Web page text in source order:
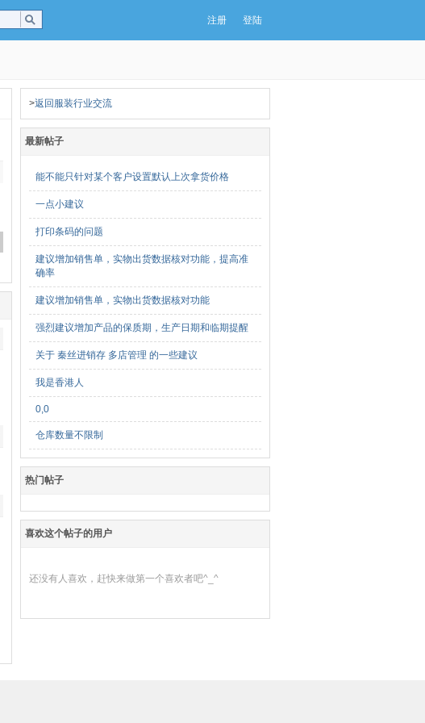
登陆
注册
>返回服装行业交流
最新帖子
能不能只针对某个客户设置默认上次拿货价格
一点小建议
打印条码的问题
建议增加销售单，实物出货数据核对功能，提高准
确率
建议增加销售单，实物出货数据核对功能
强烈建议增加产品的保质期，生产日期和临期提醒
关于 秦丝进销存 多店管理 的一些建议
我是香港人
0,0
仓库数量不限制
热门帖子
喜欢这个帖子的用户
还没有人喜欢，赶快来做第一个喜欢者吧^_^